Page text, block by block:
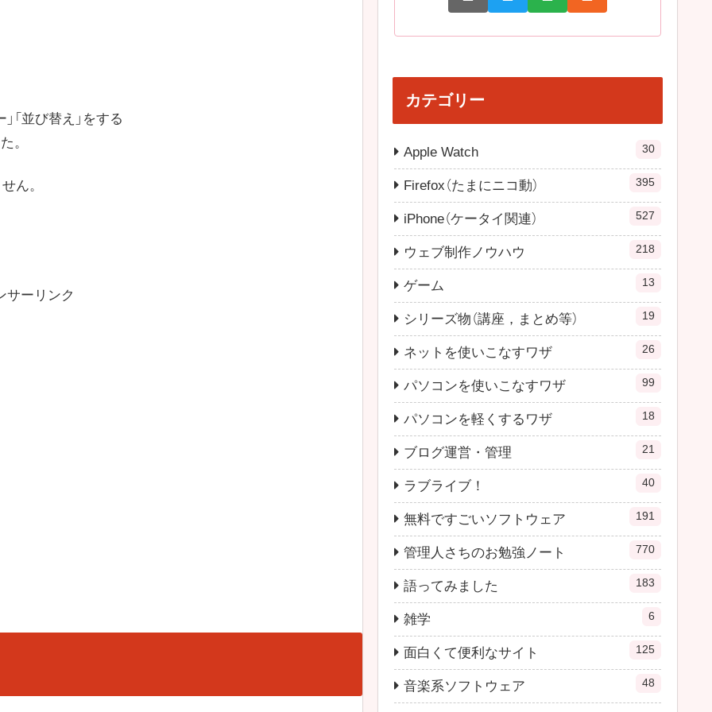
「並び替え」をする
。
ん。
サーリンク
カテゴリー
Apple Watch 30
Firefox（たまにニコ動） 395
iPhone（ケータイ関連） 527
ウェブ制作ノウハウ 218
ゲーム 13
シリーズ物（講座，まとめ等） 19
ネットを使いこなすワザ 26
パソコンを使いこなすワザ 99
パソコンを軽くするワザ 18
ブログ運営・管理 21
ラブライブ！ 40
無料ですごいソフトウェア 191
管理人さちのお勉強ノート 770
語ってみました 183
雑学 6
面白くて便利なサイト 125
音楽系ソフトウェア 48